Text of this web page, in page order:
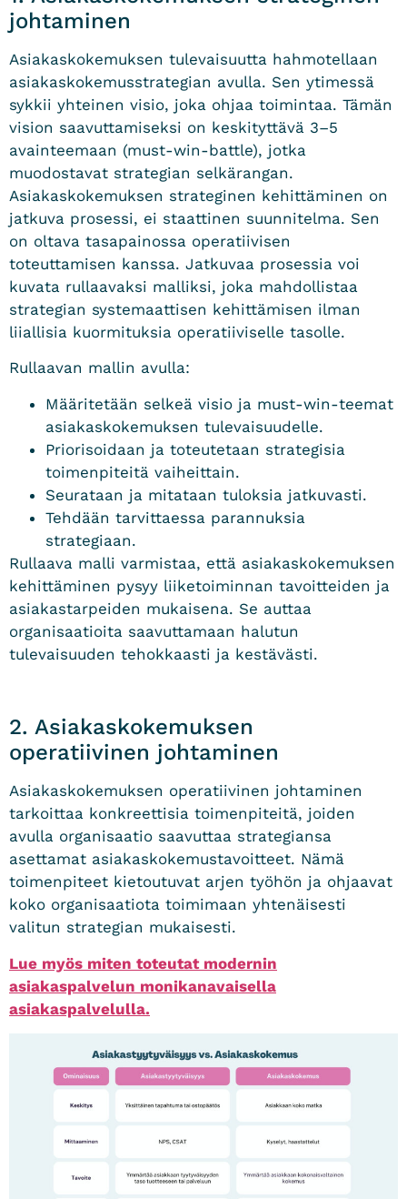
johtaminen
Asiakaskokemuksen tulevaisuutta hahmotellaan
asiakaskokemusstrategian avulla. Sen ytimessä
sykkii yhteinen visio, joka ohjaa toimintaa. Tämän
vision saavuttamiseksi on keskityttävä 3–5
avainteemaan (must-win-battle), jotka
muodostavat strategian selkärangan.
Asiakaskokemuksen strateginen kehittäminen on
jatkuva prosessi, ei staattinen suunnitelma. Sen
on oltava tasapainossa operatiivisen
toteuttamisen kanssa. Jatkuvaa prosessia voi
kuvata rullaavaksi malliksi, joka mahdollistaa
strategian systemaattisen kehittämisen ilman
liiallisia kuormituksia operatiiviselle tasolle.
Rullaavan mallin avulla:
Määritetään selkeä visio ja must-win-teemat
asiakaskokemuksen tulevaisuudelle.
Priorisoidaan ja toteutetaan strategisia
toimenpiteitä vaiheittain.
Seurataan ja mitataan tuloksia jatkuvasti.
Tehdään tarvittaessa parannuksia
strategiaan.
Rullaava malli varmistaa, että asiakaskokemuksen
kehittäminen pysyy liiketoiminnan tavoitteiden ja
asiakastarpeiden mukaisena. Se auttaa
organisaatioita saavuttamaan halutun
tulevaisuuden tehokkaasti ja kestävästi.
2. Asiakaskokemuksen
operatiivinen johtaminen
Asiakaskokemuksen operatiivinen johtaminen
tarkoittaa konkreettisia toimenpiteitä, joiden
avulla organisaatio saavuttaa strategiansa
asettamat asiakaskokemustavoitteet. Nämä
toimenpiteet kietoutuvat arjen työhön ja ohjaavat
koko organisaatiota toimimaan yhtenäisesti
valitun strategian mukaisesti.
Lue myös miten toteutat modernin
asiakaspalvelun monikanavaisella
asiakaspalvelulla.